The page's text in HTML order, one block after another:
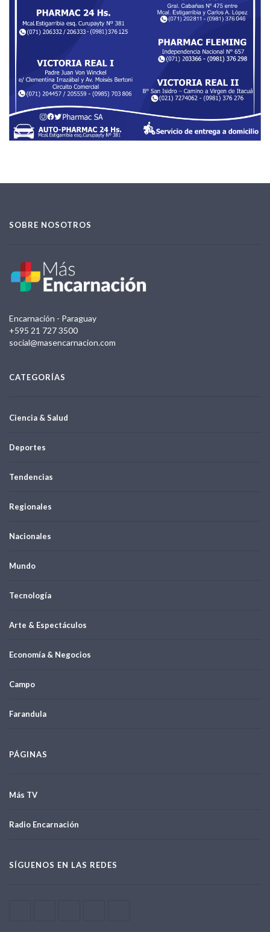
SOBRE NOSOTROS
Encarnación - Paraguay
+595 21 727 3500
social@masencarnacion.com
CATEGORÍAS
Ciencia & Salud
Deportes
Tendencias
Regionales
Nacionales
Mundo
Tecnología
Arte & Espectáculos
Economía & Negocios
Campo
Farandula
PÁGINAS
Más TV
Radio Encarnación
SÍGUENOS EN LAS REDES